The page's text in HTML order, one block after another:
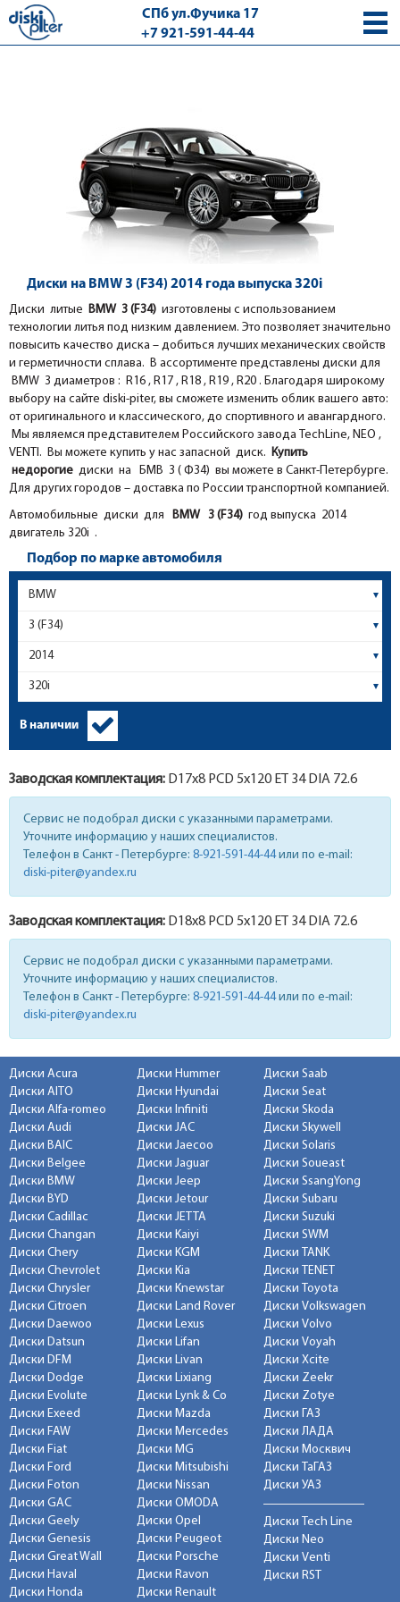
СПб ул.Фучика 17
+7 921-591-44-44
Диски на BMW 3 (F34) 2014 года выпуска 320i
Диски литые BMW 3 (F34) изготовлены с использованием
технологии литья под низким давлением. Это позволяет значительно
повысить качество диска – добиться лучших механических свойств
и герметичности сплава. В ассортименте представлены диски для
BMW 3 диаметров : R16 , R17 , R18 , R19 , R20 . Благодаря широкому
выбору на сайте diski-piter, вы сможете изменить облик вашего авто:
от оригинального и классического, до спортивного и авангардного.
Мы являемся представителем Российского завода TechLine, NEO ,
VENTI. Вы можете купить у нас запасной диск. Купить
недорогие диски на БМВ 3 ( Ф34) вы можете в Санкт-Петербурге.
Для других городов – доставка по России транспортной компанией.
Автомобильные диски для
BMW 3 (F34) год выпуска 2014
двигатель 320i .
Подбор по марке автомобиля
В наличии
Заводская комплектация: D17x8 PCD 5x120 ET 34 DIA 72.6
Сервис не подобрал диски с указанными параметрами.
Уточните информацию у наших специалистов.
Телефон в Санкт - Петербурге: 8-921-591-44-44или по e-mail:
diski-piter@yandex.ru
Заводская комплектация: D18x8 PCD 5x120 ET 34 DIA 72.6
Сервис не подобрал диски с указанными параметрами.
Уточните информацию у наших специалистов.
Телефон в Санкт - Петербурге: 8-921-591-44-44или по e-mail:
diski-piter@yandex.ru
Диски Acura
Диски AITO
Диски Alfa-romeo
Диски Audi
Диски BAIC
Диски Belgee
Диски BMW
Диски BYD
Диски Cadillac
Диски Changan
Диски Chery
Диски Chevrolet
Диски Chrysler
Диски Citroen
Диски Daewoo
Диски Datsun
Диски DFM
Диски Dodge
Диски Evolute
Диски Exeed
Диски FAW
Диски Fiat
Диски Ford
Диски Foton
Диски GAC
Диски Geely
Диски Genesis
Диски Great Wall
Диски Haval
Диски Honda
Диски Hummer
Диски Hyundai
Диски Infiniti
Диски JAC
Диски Jaecoo
Диски Jaguar
Диски Jeep
Диски Jetour
Диски JETTA
Диски Kaiyi
Диски KGM
Диски Kia
Диски Knewstar
Диски Land Rover
Диски Lexus
Диски Lifan
Диски Livan
Диски Lixiang
Диски Lynk & Co
Диски Mazda
Диски Mercedes
Диски MG
Диски Mitsubishi
Диски Nissan
Диски OMODA
Диски Opel
Диски Peugeot
Диски Porsche
Диски Ravon
Диски Renault
Диски Saab
Диски Seat
Диски Skoda
Диски Skywell
Диски Solaris
Диски Soueast
Диски SsangYong
Диски Subaru
Диски Suzuki
Диски SWM
Диски TANK
Диски TENET
Диски Toyota
Диски Volkswagen
Диски Volvo
Диски Voyah
Диски Xcite
Диски Zeekr
Диски Zotye
Диски ГАЗ
Диски ЛАДА
Диски Москвич
Диски ТаГАЗ
Диски УАЗ
Диски Tech Line
Диски Neo
Диски Venti
Диски RST